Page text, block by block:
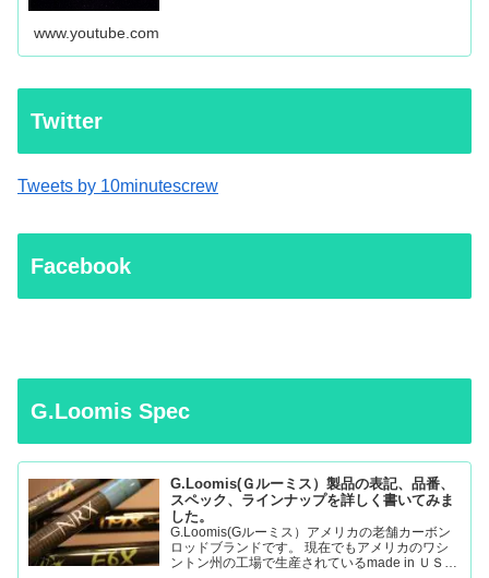
www.youtube.com
Twitter
Tweets by 10minutescrew
Facebook
G.Loomis Spec
G.Loomis(Ｇルーミス）製品の表記、品番、
スペック、ラインナップを詳しく書いてみま
した。
G.Loomis(Gルーミス）アメリカの老舗カーボン
ロッドブランドです。 現在でもアメリカのワシ
ントン州の工場で生産されているmade in ＵＳＡ